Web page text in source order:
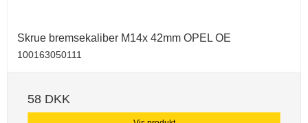
Skrue bremsekaliber M14x 42mm OPEL OE
100163050111
58 DKK